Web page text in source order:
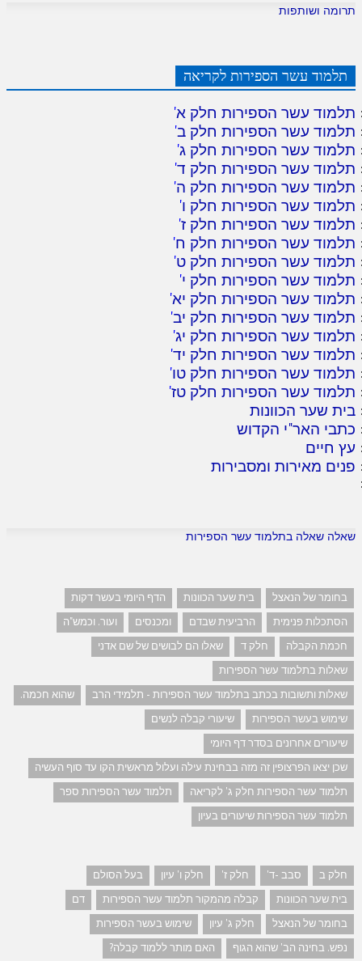
תרומה ושותפות
תלמוד עשר הספירות לקריאה
תלמוד עשר הספירות חלק א'
תלמוד עשר הספירות חלק ב'
תלמוד עשר הספירות חלק ג'
תלמוד עשר הספירות חלק ד'
תלמוד עשר הספירות חלק ה'
תלמוד עשר הספירות חלק ו'
תלמוד עשר הספירות חלק ז'
תלמוד עשר הספירות חלק ח'
תלמוד עשר הספירות חלק ט'
תלמוד עשר הספירות חלק י'
תלמוד עשר הספירות חלק יא'
תלמוד עשר הספירות חלק יב'
תלמוד עשר הספירות חלק יג'
תלמוד עשר הספירות חלק יד'
תלמוד עשר הספירות חלק טו'
תלמוד עשר הספירות חלק טז'
בית שער הכוונות
כתבי האר"י הקדוש
עץ חיים
פנים מאירות ומסבירות
שאלה שאלה בתלמוד עשר הספירות
בחומר של הנאצל בית שער הכוונות
הדף היומי בעשר דקות
הסתכלות פנימית
הרביעית שבדם ומכנסים
ועור. וכמש"ה
חכמת הקבלה
חלק ד
שאלו הם לבושים של שם אדני
שאלות בתלמוד עשר הספירות
שאלות ותשובות בכתב בתלמוד עשר הספירות - תלמידי הרב
שהוא חכמה.
שימוש בעשר הספירות
שיעורי קבלה לנשים
שיעורים אחרונים בסדר דף היומי
שכן יצאו הפרצופין זה מזה בבחינת עילה ועלול מראשית הקו עד סוף העשיה
תלמוד עשר הספירות חלק ג' לקריאה
תלמוד עשר הספירות ספר
תלמוד עשר הספירות שיעורים בעיון
חלק ב סבב -ד' חלק ז' חלק ו' עיון
בעל הסולם
בית שער הכוונות
קבלה מהמקור תלמוד עשר הספירות
דם
בחומר של הנאצל
חלק ג' עיון
שימוש בעשר הספירות
נפש. בחינה הב' שהוא הגוף
האם מותר ללמוד קבלה?